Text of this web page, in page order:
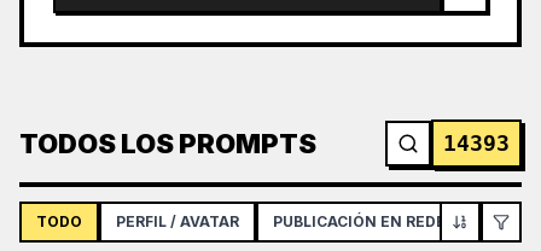
TODOS LOS PROMPTS 14393
TODO PERFIL / AVATAR PUBLICACIÓN EN REDES SOCIALES